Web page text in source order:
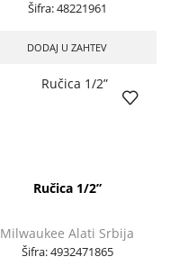
Šifra:48221961
DODAJ U ZAHTEV
Ručica 1/2”
Milwaukee Alati Srbija
Šifra:4932471865